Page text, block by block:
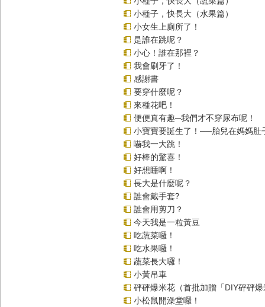
小種子，快長大（水果篇）
小女生上廁所了！
是誰在跳呢？
小心！誰在那裡？
我會刷牙了！
感謝書
要穿什麼呢？
來種花吧！
便便真有趣─我們才不穿尿布呢！
小寶寶要誕生了！──胎兒在媽媽肚
嚇我一大跳！
好棒的驚喜！
好想睡啊！
長大是什麼呢？
誰會戴手套?
誰會用剪刀？
今天我是一粒黃豆
吃蔬菜囉！
吃水果囉！
蔬菜長大囉！
小黃吊車
砰砰爆米花（首批加贈「DIY砰砰
小松鼠開澡堂囉！